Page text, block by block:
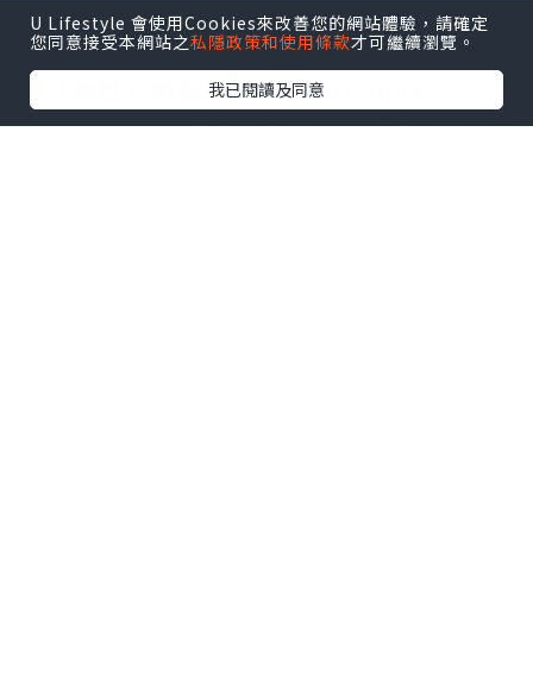
旅行最怕就是遺失證件。高品質的
MagSafe Wallet不僅吸附力強，部分還支
援「尋找」功能。將重要的
MagSafe 卡套與手機綁定，一旦遺失就能
U Lifestyle 會使用Cookies來改善您的網站體驗，請確定
您同意接受本網站之私隱政策和使用條款才可繼續瀏覽。
我已閱讀及同意